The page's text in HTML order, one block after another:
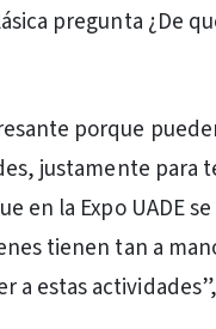
pregunta ¿De
porque
justamente para
en la Expo UADE
tienen tan a
a estas